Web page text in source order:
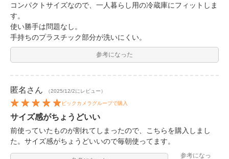
コンパクトサイズなので、一人暮らし用の冷蔵庫にフィットしま
す。
使い勝手は問題なし。
手持ちのプラスチック部分が洗いにくい。
参考になった
匿名 さん （2025/12/2にレビュー）
ビックカメラグループで購入
サイズ感がちょうどいい
前使っていたものが割れてしまったので、こちらを購入しまし
た。サイズ感がちょうどいいので毎朝使ってます。
参考になっ